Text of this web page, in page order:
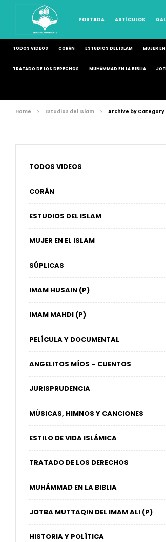
PORTADA ARTÍCULOS
TODOS VIDEOS CORÁN ESTUDIOS DEL ISLAM MUJER
TRATADO DE LOS DERECHOS MUHÁMMAD EN LA BIBLIA
Home Estudios del Islam Archive by
TODOS VIDEOS
CORÁN
ESTUDIOS DEL ISLAM
MUJER EN EL ISLAM
SÚPLICAS
IMAM HUSAIN (P)
IMAM MAHDI (P)
PELÍCULA Y DOCUMENTAL
ANGELITOS MÍOS – CUENTOS
JURISPRUDENCIA
MÚSICAS, HIMNOS Y CANCIONES
ESTILO DE VIDA ISLÁMICA
TRATADO DE LOS DERECHOS
MUHÁMMAD EN LA BIBLIA
JOTBA MUTTAQIN DEL IMAM ALI (P)
HISTORIA Y POLÍTICA